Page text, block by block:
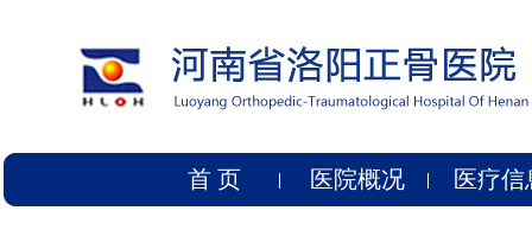
首 页 医院概况 医疗信